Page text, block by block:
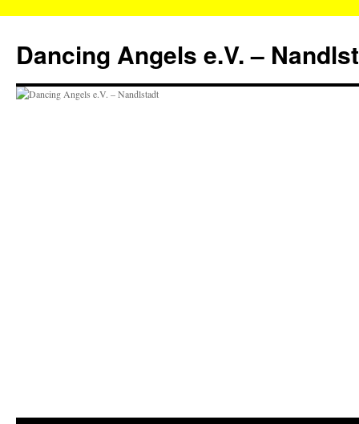
springen
Dancing Angels e.V. –